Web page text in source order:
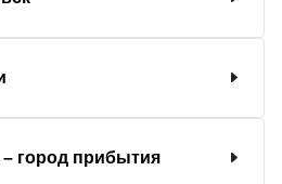
– город прибытия